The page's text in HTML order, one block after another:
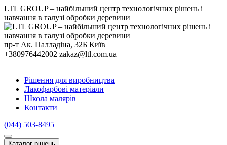
LTL GROUP – найбільший центр технологічних рішень і
навчання в галузі обробки деревини
пр-т Ак. Палладіна, 32Б Київ
+380976442002 zakaz@ltl.com.ua
Рішення для виробництва
Лакофарбові матеріали
Школа малярів
Контакти
(044) 503-8495